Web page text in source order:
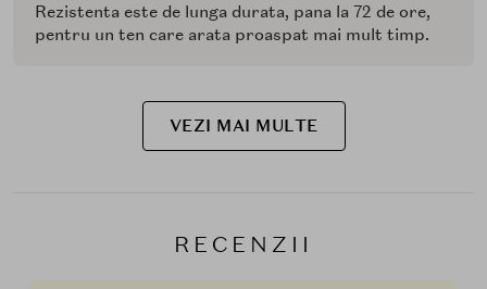
Rezistenta este de lunga durata, pana la 72 de ore,
pentru un ten care arata proaspat mai mult timp.
VEZI MAI MULTE
RECENZII